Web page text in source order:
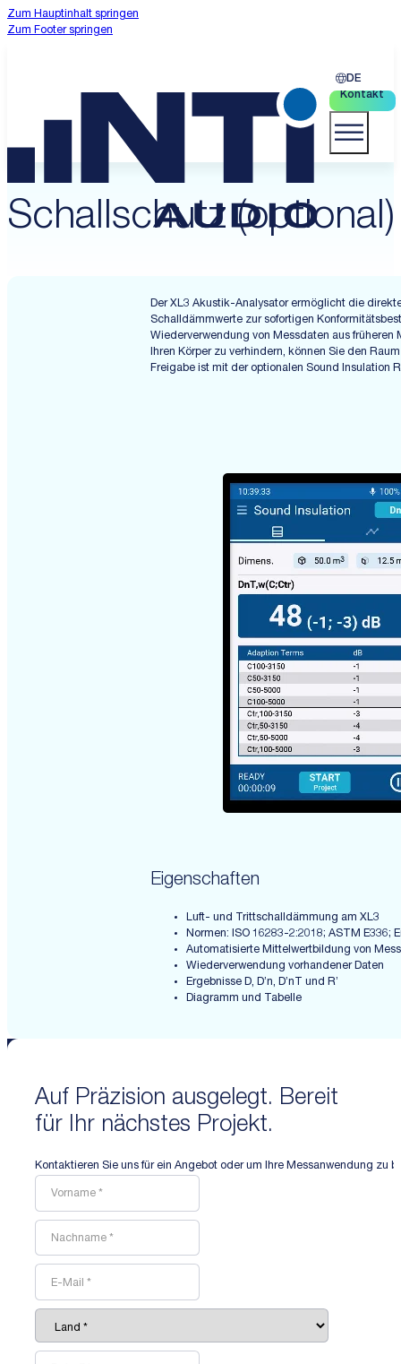
Zum Hauptinhalt springen
Zum Footer springen
DE
Kontakt
Schallschutz (optional)
Der XL3 Akustik-Analysator ermöglicht die
Schalldämmwerte zur sofortigen
Wiederverwendung von Messdaten aus
Ihren Körper zu verhindern, können Sie den
Freigabe ist mit der optionalen Sound Insulation
Eigenschaften
Luft- und Trittschalldämmung am XL3
Normen: ISO 16283-2:2018; ASTM E336;
Automatisierte Mittelwertbildung von
Wiederverwendung vorhandener Daten
Ergebnisse D, D’n, D’nT und R’
Diagramm und Tabelle
Auf Präzision ausgelegt. Bereit
für Ihr nächstes Projekt.
Kontaktieren Sie uns für ein Angebot oder um Ihre Messanwendung zu